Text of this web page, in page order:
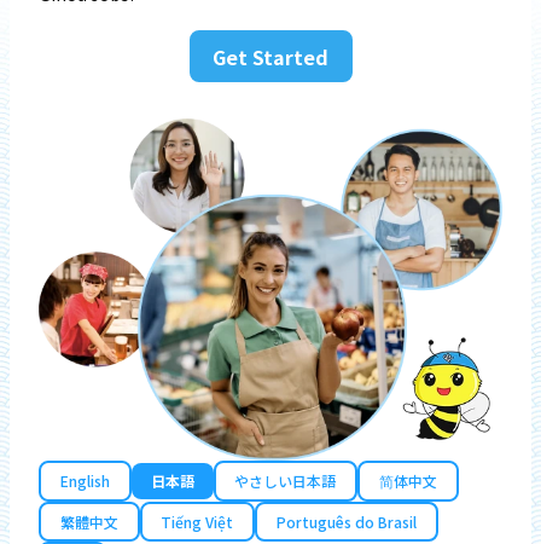
Get Started
English 日本語 やさしい日本語
简体中文
繁體中文
Tiếng Việt
Português do Brasil